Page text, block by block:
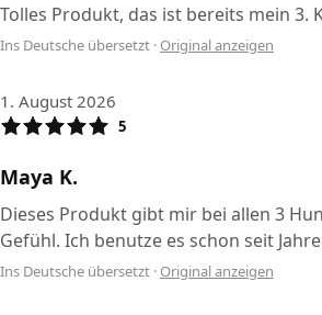
Tolles Produkt, das ist bereits mein 3.
Ins Deutsche übersetzt · Original anzeigen
1. August 2026
5
Maya K.
Dieses Produkt gibt mir bei allen 3
Gefühl. Ich benutze es schon seit
Ins Deutsche übersetzt · Original anzeigen